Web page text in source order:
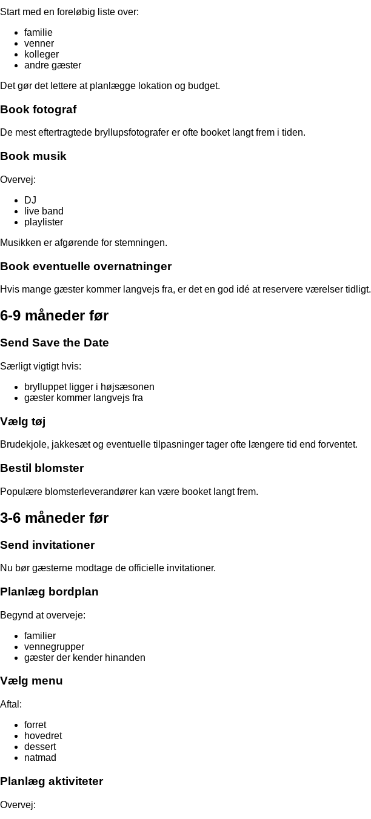
Start med en foreløbig liste over:
familie
venner
kolleger
andre gæster
Det gør det lettere at planlægge lokation og budget.
Book fotograf
De mest eftertragtede bryllupsfotografer er ofte booket langt frem i tiden.
Book musik
Overvej:
DJ
live band
playlister
Musikken er afgørende for stemningen.
Book eventuelle overnatninger
Hvis mange gæster kommer langvejs fra, er det en god idé at reservere værelser tidligt.
6-9 måneder før
Send Save the Date
Særligt vigtigt hvis:
brylluppet ligger i højsæsonen
gæster kommer langvejs fra
Vælg tøj
Brudekjole, jakkesæt og eventuelle tilpasninger tager ofte længere tid end forventet.
Bestil blomster
Populære blomsterleverandører kan være booket langt frem.
3-6 måneder før
Send invitationer
Nu bør gæsterne modtage de officielle invitationer.
Planlæg bordplan
Begynd at overveje:
familier
vennegrupper
gæster der kender hinanden
Vælg menu
Aftal:
forret
hovedret
dessert
natmad
Planlæg aktiviteter
Overvej: